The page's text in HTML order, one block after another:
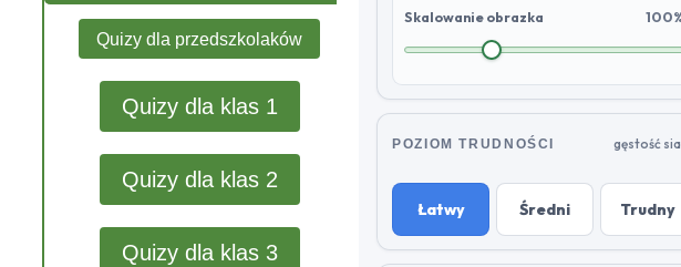
Quizy dla przedszkolaków
Quizy dla klas 1
Quizy dla klas 2
Quizy dla klas 3
Skalowanie obrazka
POZIOM TRUDNOŚCI gęstość
Łatwy Średni Trudny